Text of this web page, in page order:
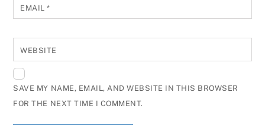
EMAIL*
WEBSITE
SAVE MY NAME, EMAIL, AND WEBSITE IN THIS BROWSER
FOR THE NEXT TIME I COMMENT.